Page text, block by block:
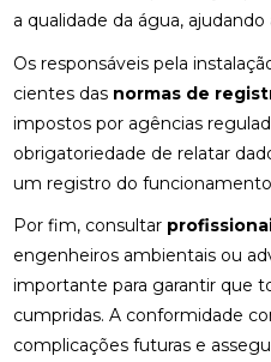
a qualidade da água,
Os responsáveis pela
cientes das normas de
impostos por agências
obrigatoriedade de relatar
um registro do
Por fim, consultar
engenheiros ambientais ou
importante para garantir que
cumpridas. A conformidade
complicações futuras e